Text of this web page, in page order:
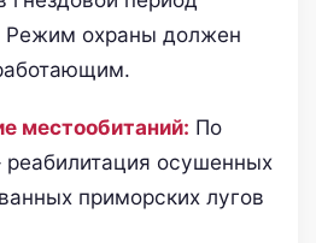
Режим охраны должен
местообитаний: По
реабилитация осушенных
приморских лугов